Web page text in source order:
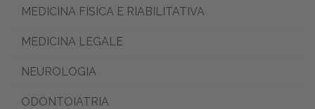
MEDICINA FISICA E RIABILITATIVA
MEDICINA LEGALE
NEUROLOGIA
ODONTOIATRIA